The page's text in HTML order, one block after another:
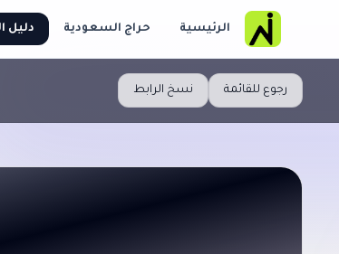
الرئيسية حراج السعودية دليل
رجوع للقائمة نسخ الرابط